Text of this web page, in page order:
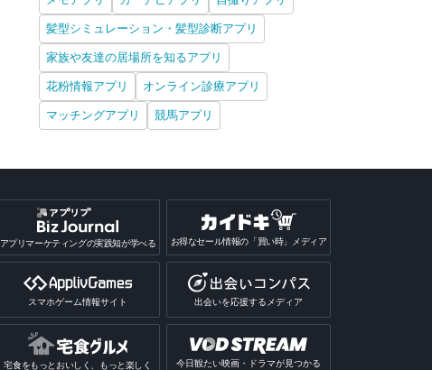
髪型シミュレーション・髪型診断アプリ
家族や友達の居場所を知るアプリ
花粉情報アプリ オンライン診療アプリ
マッチングアプリ 競馬アプリ
アプリマーケティングの実践知が学べる お得なセール情報の「買い時」メディア
スマホゲーム情報サイト 出会いを応援するメディア
宅食をもっとおいしく、もっと楽しく 今日観たい映画・ドラマが見つかる